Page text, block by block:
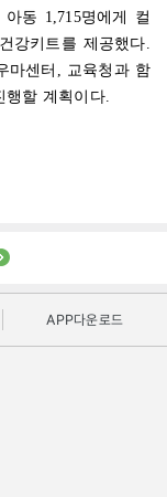
동 1,715명에게 컬
강키트를 제공했다.
마센터, 교육청과 함
할 계획이다.
APP다운로드